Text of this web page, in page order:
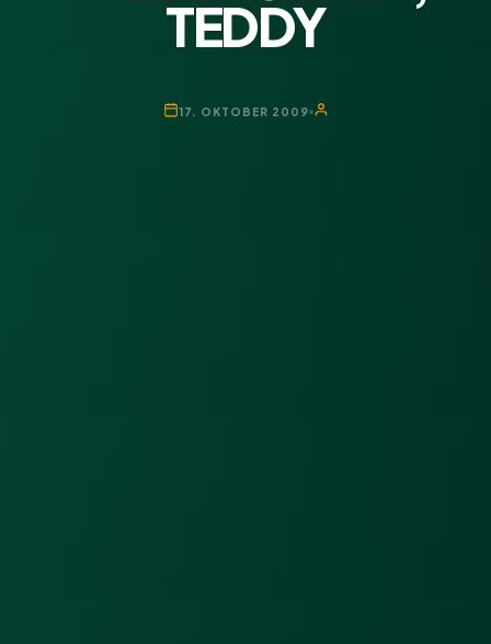
TEDDY
17. OKTOBER 2009